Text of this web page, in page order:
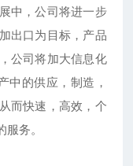
中，公司将进一步
出口为目标，产品
公司将加大信息化
中的供应，制造，
而快速，高效，个
务。